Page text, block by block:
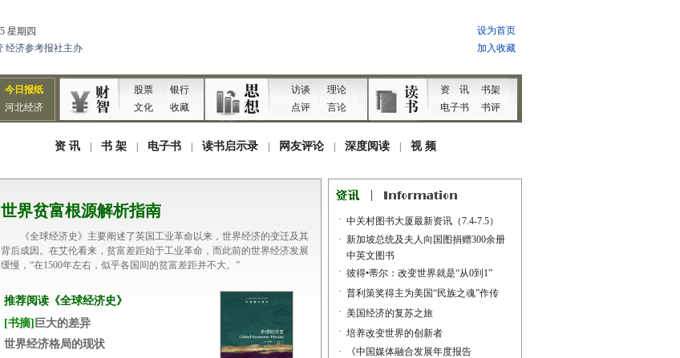
世界贫富根源解析指南
《全球经济史》主要阐述了英国工业革命以来，世界经济的变迁及其
背后成因。在艾伦看来，贫富差距始于工业革命，而此前的世界经济发展
缓慢，“在1500年左右，似乎各国间的贫富差距并不大。”
推荐阅读《全球经济史》
[书摘] 巨大的差异
世界经济格局的现状
· 中关村图书大厦最新资讯（7.4-7.5）
· 新加坡总统及夫人向国图捐赠300余册
中英文图书
· 彼得•蒂尔：改变世界就是“从0到1”
· 普利策奖得主为美国“民族之魂”作传
· 美国经济的复苏之旅
· 培养改变世界的创新者
·
《中国媒体融合发展年度报告